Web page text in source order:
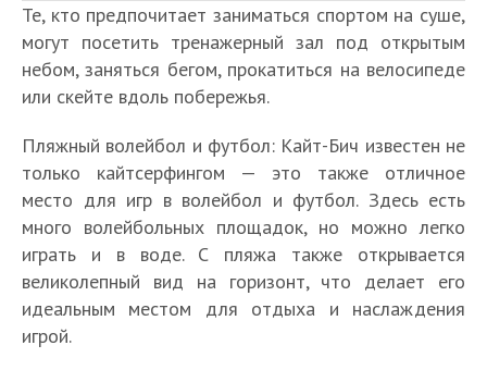
Те, кто предпочитает заниматься спортом на суше,
могут посетить тренажерный зал под открытым
небом, заняться бегом, прокатиться на велосипеде
или скейте вдоль побережья.
Пляжный волейбол и футбол: Кайт-Бич известен не
только кайтсерфингом — это также отличное
место для игр в волейбол и футбол. Здесь есть
много волейбольных площадок, но можно легко
играть и в воде. С пляжа также открывается
великолепный вид на горизонт, что делает его
идеальным местом для отдыха и наслаждения
игрой.